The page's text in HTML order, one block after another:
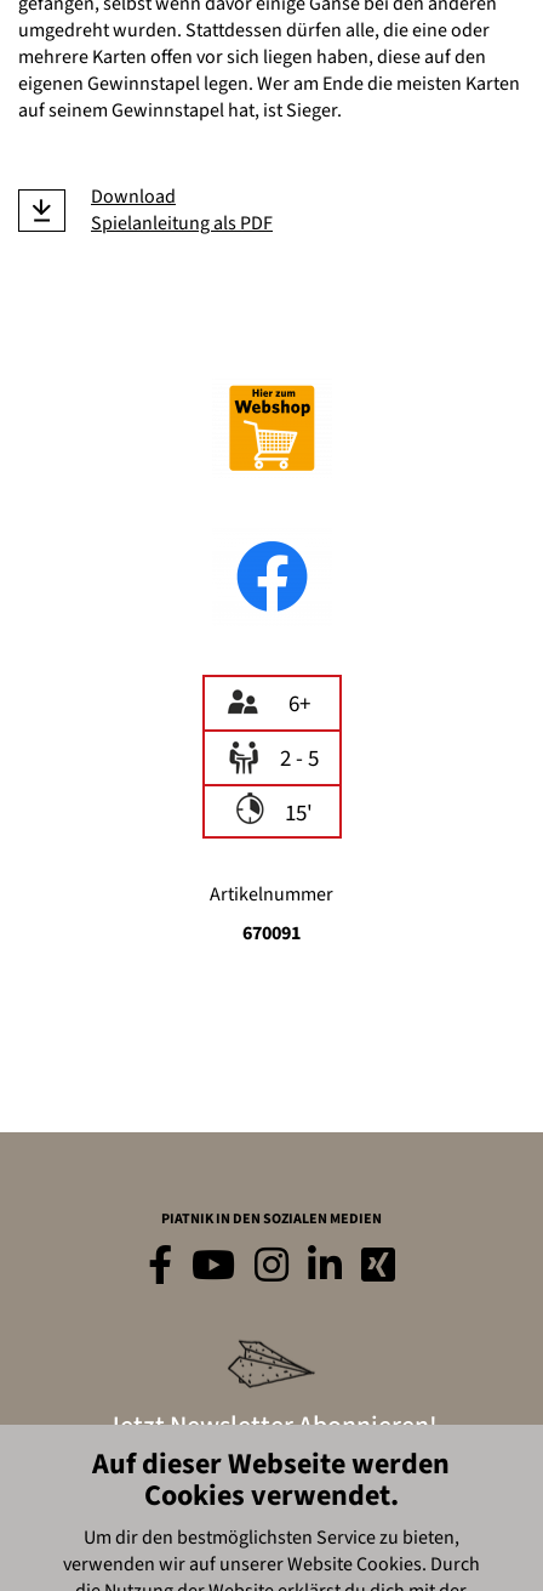
umgedreht wurden. Stattdessen dürfen alle, die eine oder
mehrere Karten offen vor sich liegen haben, diese auf den
eigenen Gewinnstapel legen. Wer am Ende die meisten Karten
auf seinem Gewinnstapel hat, ist Sieger.
Download
Spielanleitung als PDF
6+
2 - 5
15'
Artikelnummer
670091
PIATNIK IN DEN SOZIALEN MEDIEN
Jetzt Newsletter Abonnieren!
Hier anmelden
Auf dieser Webseite werden
Cookies verwendet.
Um dir den bestmöglichsten Service zu bieten,
verwenden wir auf unserer Website Cookies. Durch